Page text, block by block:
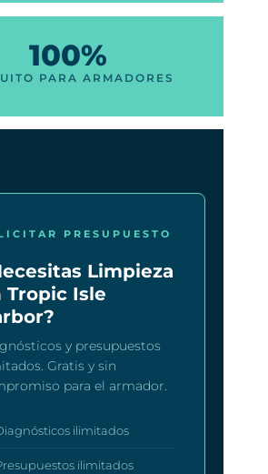
100%
PARA ARMADORES
PRESUPUESTO
Limpieza
Tropic Isle
y presupuestos
Gratis y sin
para el armador.
ilimitados
ilimitados